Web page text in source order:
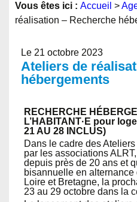
Vous êtes ici : Accueil >
réalisation – Recherche
Le 21 octobre 2023
Ateliers de
hébergements
RECHERCHE
L’HABITANT·E pour
21 AU 28 INCLUS)
Dans le cadre des
par les associations
depuis près de 20 ans et
bisannuelle en
Loire et Bretagne, la
23 au 29 octobre dans la